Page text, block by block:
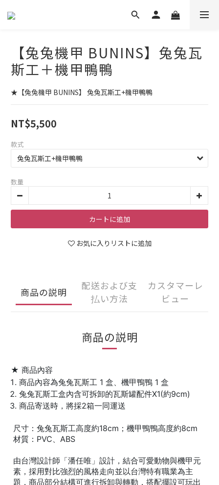
【兔兔機甲 BUNINS】兔兔瓦
斯工＋機甲鴨鴨
★【兔兔機甲 BUNINS】 兔兔瓦斯工+機甲鴨鴨
NT$5,500
款式
数量
カートに追加
お気に入りリストに追加
商品の説明
配送および支
払い方法
カスタマーレ
ビュー
商品の説明
★ 商品內容
商品內容為兔兔瓦斯工 1 盒、機甲鴨鴨 1 盒
兔兔瓦斯工盒內含可拆卸的瓦斯罐配件X1(約9cm)
商品寄送時，將採2箱一同運送
尺寸：兔兔瓦斯工高度約18cm；機甲鴨鴨高度約8cm
材質：PVC、ABS
由台灣設計師「潘任唯」設計，結合可愛動物與機甲元
素，採用對比強烈的風格走向並以台灣特有職業為主
題，商品部分結構可進行拆卸與轉動，搭配擺設可玩出